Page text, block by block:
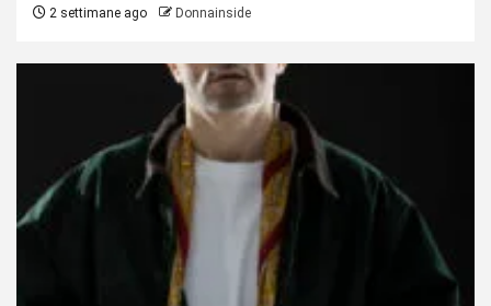
2 settimane ago Donnainside